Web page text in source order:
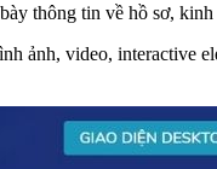
thông tin về hồ sơ,
ảnh, video, interactive